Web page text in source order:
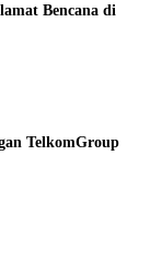
Bencana di
TelkomGroup